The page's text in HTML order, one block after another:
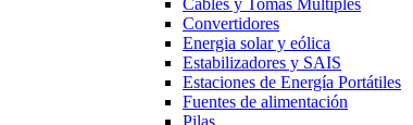
Cables y Tomas Múltiples
Convertidores
Energia solar y eólica
Estabilizadores y SAIS
Estaciones de Energía Portátiles
Fuentes de alimentación
Pilas